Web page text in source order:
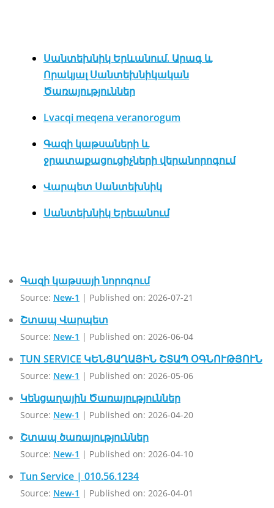
Սանտեխնիկ Երևանում. Արագ և
Որակյալ Սանտեխնիկական
Ծառայություններ
Lvacqi meqena veranorogum
Գազի կաթսաների և
ջրատաքացուցիչների վերանորոգում
Վարպետ Սանտեխնիկ
Սանտեխնիկ Երեւանում
Գազի կաթսայի նորոգում
Source: New-1 Published on: 2026-07-21
Շտապ Վարպետ
Source: New-1 Published on: 2026-06-04
TUN SERVICE ԿԵՆՑԱՂԱՅԻՆ ՇՏԱՊ ՕԳՆՈՒԹՅՈՒՆ
Source: New-1 Published on: 2026-05-06
Կենցաղային Ծառայություններ
Source: New-1 Published on: 2026-04-20
Շտապ ծառայություններ
Source: New-1 Published on: 2026-04-10
Tun Service | 010.56.1234
Source: New-1 Published on: 2026-04-01